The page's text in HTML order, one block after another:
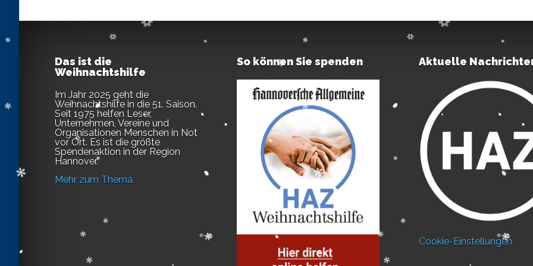
Das ist die
Weihnachtshilfe
Im Jahr 2025 geht die
Weihnachtshilfe in die 51. Saison.
Seit 1975 helfen Leser,
Unternehmen, Vereine und
Organisationen Menschen in Not
vor Ort. Es ist die größte
Spendenaktion in der Region
Hannover.
Mehr zum Thema
So können Sie spenden Aktuelle
Cookie-Einstellungen